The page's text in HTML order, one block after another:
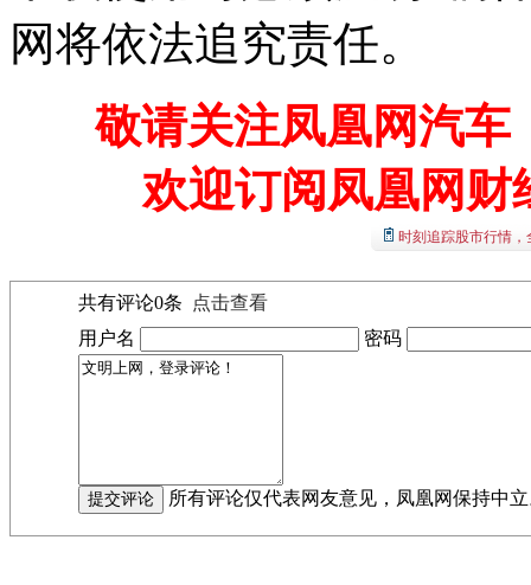
网将依法追究责任。
敬请关注凤凰网汽车
欢迎订阅凤凰网财
时刻追踪股市行情
共有评论0条
点击查看
用户名
密码
所有评论仅代表网友意见，凤凰网保持中